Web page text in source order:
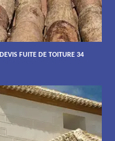
DEVIS FUITE DE TOITURE 34